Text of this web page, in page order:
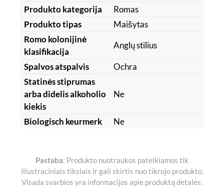
Produkto kategorija
Romas
Produkto tipas
Maišytas
Romo kolonijinė
klasifikacija
Anglų stilius
Spalvos atspalvis
Ochra
Statinės stiprumas
arba didelis alkoholio
kiekis
Ne
Biologisch keurmerk Ne
Pastaba: Produkto nuotraukos pateikiamos tik
iliustraciniais tikslais ir gali skirtis nuo tikrojo produkto.
Visada svarbios yra informacijos apie produktą detalės.